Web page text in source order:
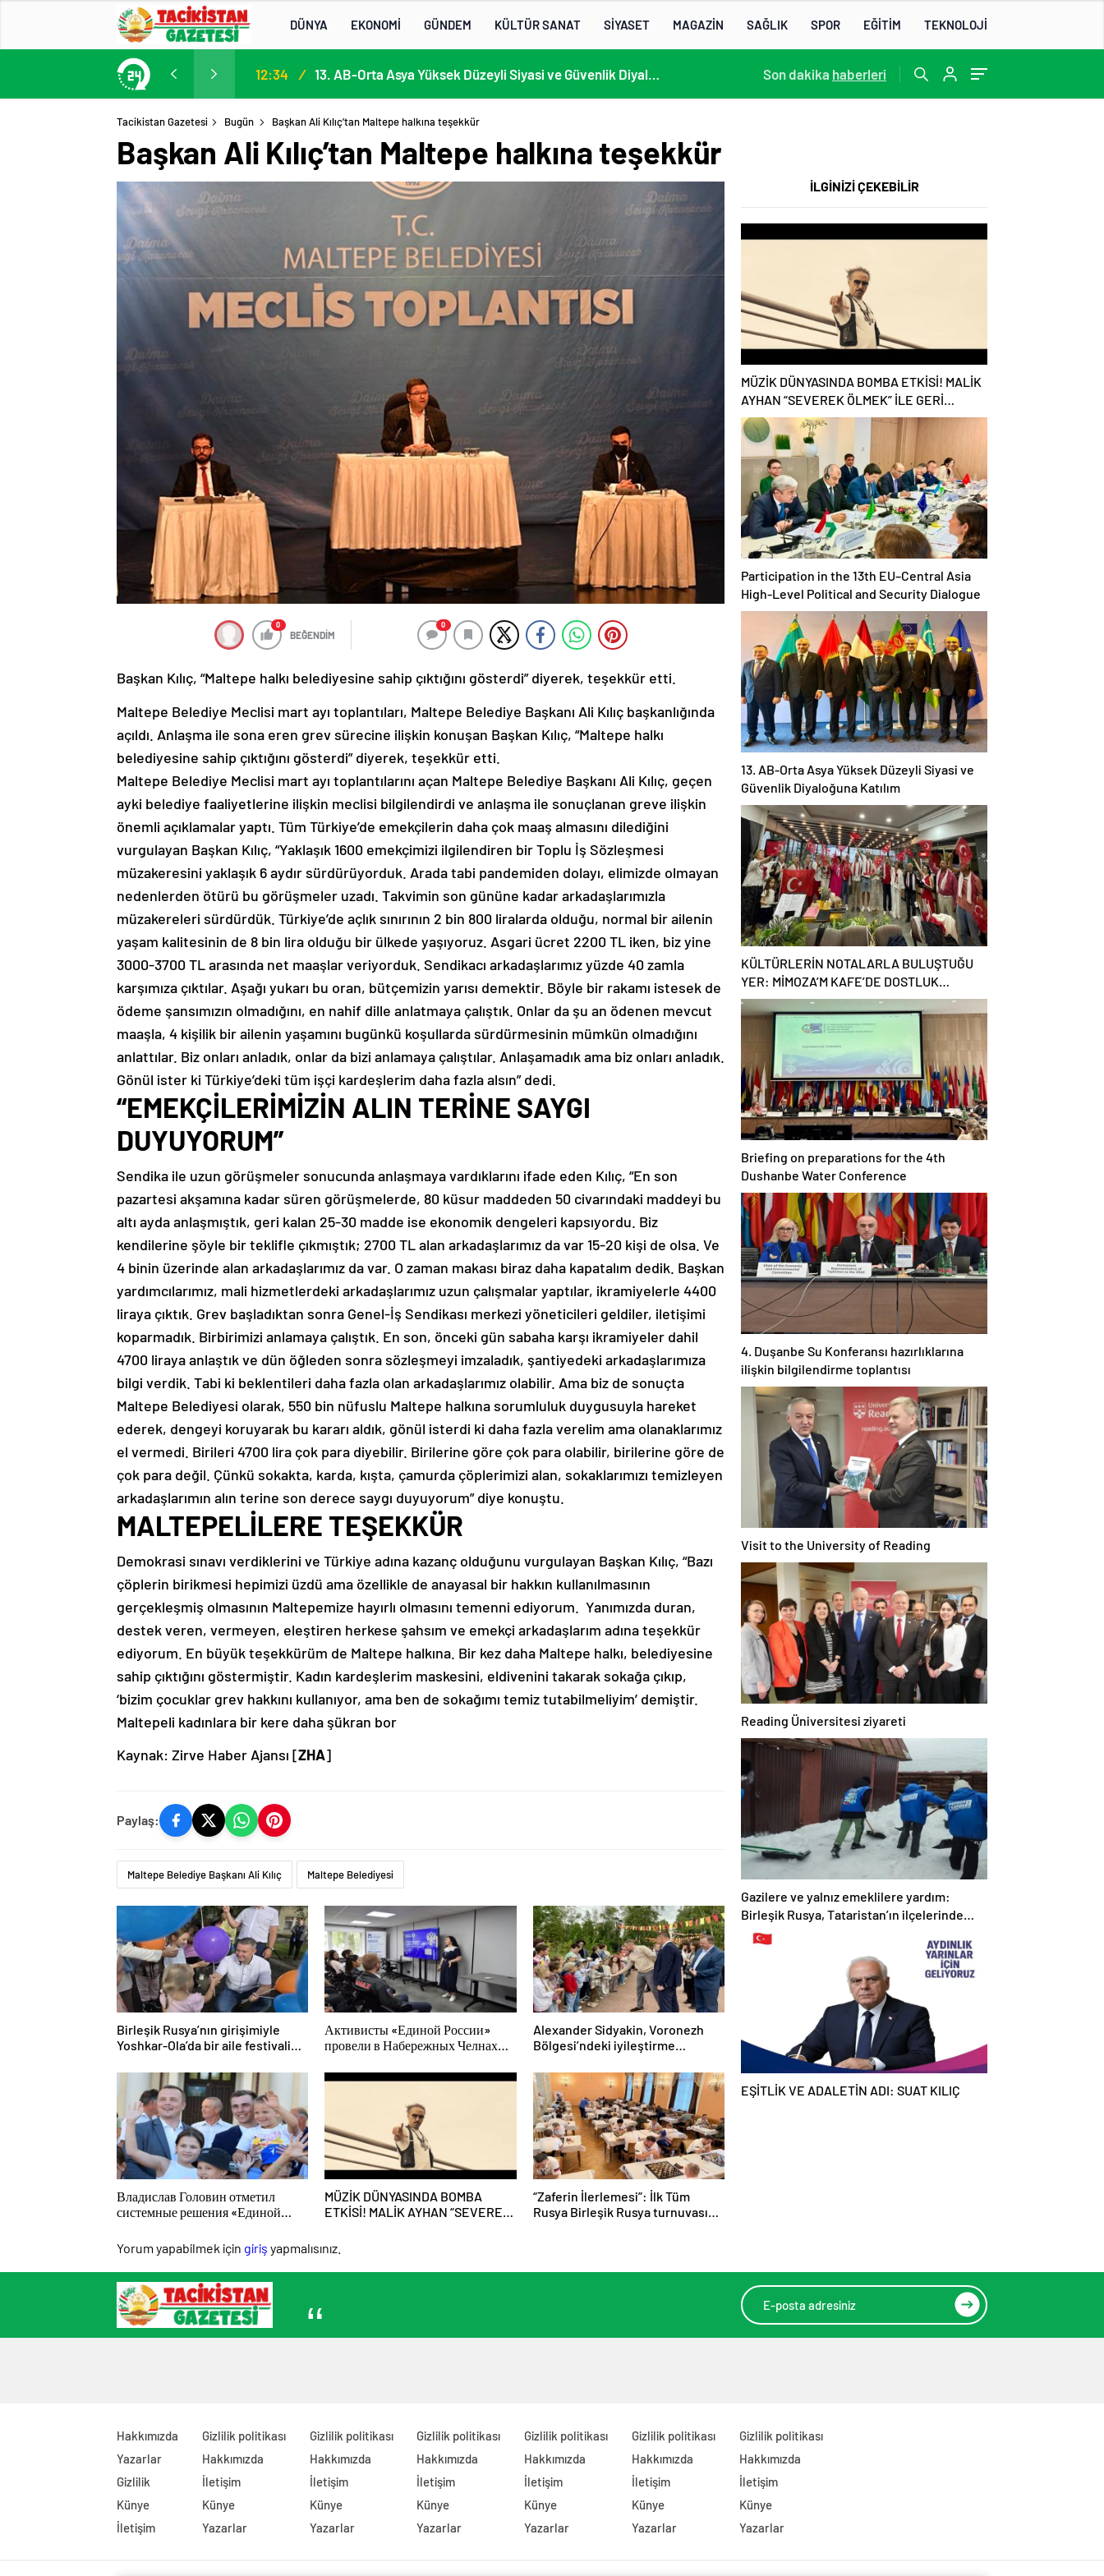
DÜNYA EKONOMİ GÜNDEM KÜLTÜR SANAT SİYASET MAGAZİN SAĞLIK SPOR EĞİTİM TEKNOLOJİ
Participation in the 13th EU–Central Asia High-Level Political and Security Dialogue 12:34 / 13. AB-Orta Asya Yüksek Düzeyli Siyasi ve Güvenlik Diyaloğuna Katılım 13:22 /
Son dakika haberleri
Tacikistan Gazetesi Bugün Başkan Ali Kılıç’tan Maltepe halkına teşekkür
Başkan Ali Kılıç’tan Maltepe halkına teşekkür
0
BEĞENDİM
0
Başkan Kılıç, “Maltepe halkı belediyesine sahip çıktığını gösterdi” diyerek, teşekkür etti.
Maltepe Belediye Meclisi mart ayı toplantıları, Maltepe Belediye Başkanı Ali Kılıç başkanlığında
açıldı. Anlaşma ile sona eren grev sürecine ilişkin konuşan Başkan Kılıç, “Maltepe halkı
belediyesine sahip çıktığını gösterdi” diyerek, teşekkür etti.
Maltepe Belediye Meclisi mart ayı toplantılarını açan Maltepe Belediye Başkanı Ali Kılıç, geçen
ayki belediye faaliyetlerine ilişkin meclisi bilgilendirdi ve anlaşma ile sonuçlanan greve ilişkin
önemli açıklamalar yaptı. Tüm Türkiye’de emekçilerin daha çok maaş almasını dilediğini
vurgulayan Başkan Kılıç, “Yaklaşık 1600 emekçimizi ilgilendiren bir Toplu İş Sözleşmesi
müzakeresini yaklaşık 6 aydır sürdürüyorduk. Arada tabi pandemiden dolayı, elimizde olmayan
nedenlerden ötürü bu görüşmeler uzadı. Takvimin son gününe kadar arkadaşlarımızla
müzakereleri sürdürdük. Türkiye’de açlık sınırının 2 bin 800 liralarda olduğu, normal bir ailenin
yaşam kalitesinin de 8 bin lira olduğu bir ülkede yaşıyoruz. Asgari ücret 2200 TL iken, biz yine
3000-3700 TL arasında net maaşlar veriyorduk. Sendikacı arkadaşlarımız yüzde 40 zamla
karşımıza çıktılar. Aşağı yukarı bu oran, bütçemizin yarısı demektir. Böyle bir rakamı istesek de
ödeme şansımızın olmadığını, en nahif dille anlatmaya çalıştık. Onlar da şu an ödenen mevcut
maaşla, 4 kişilik bir ailenin yaşamını bugünkü koşullarda sürdürmesinin mümkün olmadığını
anlattılar. Biz onları anladık, onlar da bizi anlamaya çalıştılar. Anlaşamadık ama biz onları anladık.
Gönül ister ki Türkiye’deki tüm işçi kardeşlerim daha fazla alsın” dedi.
“EMEKÇİLERİMİZİN ALIN TERİNE SAYGI
DUYUYORUM”
Sendika ile uzun görüşmeler sonucunda anlaşmaya vardıklarını ifade eden Kılıç, “En son
pazartesi akşamına kadar süren görüşmelerde, 80 küsur maddeden 50 civarındaki maddeyi bu
altı ayda anlaşmıştık, geri kalan 25-30 madde ise ekonomik dengeleri kapsıyordu. Biz
kendilerine şöyle bir teklifle çıkmıştık; 2700 TL alan arkadaşlarımız da var 15-20 kişi de olsa. Ve
4 binin üzerinde alan arkadaşlarımız da var. O zaman makası biraz daha kapatalım dedik. Başkan
yardımcılarımız, mali hizmetlerdeki arkadaşlarımız uzun çalışmalar yaptılar, ikramiyelerle 4400
liraya çıktık. Grev başladıktan sonra Genel-İş Sendikası merkezi yöneticileri geldiler, iletişimi
koparmadık. Birbirimizi anlamaya çalıştık. En son, önceki gün sabaha karşı ikramiyeler dahil
4700 liraya anlaştık ve dün öğleden sonra sözleşmeyi imzaladık, şantiyedeki arkadaşlarımıza
bilgi verdik. Tabi ki beklentileri daha fazla olan arkadaşlarımız olabilir. Ama biz de sonuçta
Maltepe Belediyesi olarak, 550 bin nüfuslu Maltepe halkına sorumluluk duygusuyla hareket
ederek, dengeyi koruyarak bu kararı aldık, gönül isterdi ki daha fazla verelim ama olanaklarımız
el vermedi. Birileri 4700 lira çok para diyebilir. Birilerine göre çok para olabilir, birilerine göre de
çok para değil. Çünkü sokakta, karda, kışta, çamurda çöplerimizi alan, sokaklarımızı temizleyen
arkadaşlarımın alın terine son derece saygı duyuyorum” diye konuştu.
MALTEPELİLERE TEŞEKKÜR
Demokrasi sınavı verdiklerini ve Türkiye adına kazanç olduğunu vurgulayan Başkan Kılıç, “Bazı
çöplerin birikmesi hepimizi üzdü ama özellikle de anayasal bir hakkın kullanılmasının
gerçekleşmiş olmasının Maltepemize hayırlı olmasını temenni ediyorum. Yanımızda duran,
destek veren, vermeyen, eleştiren herkese şahsım ve emekçi arkadaşlarım adına teşekkür
ediyorum. En büyük teşekkürüm de Maltepe halkına. Bir kez daha Maltepe halkı, belediyesine
sahip çıktığını göstermiştir. Kadın kardeşlerim maskesini, eldivenini takarak sokağa çıkıp,
‘bizim çocuklar grev hakkını kullanıyor, ama ben de sokağımı temiz tutabilmeliyim’ demiştir.
Maltepeli kadınlara bir kere daha şükran bor
Kaynak: Zirve Haber Ajansı [ZHA]
Paylaş:
Maltepe Belediye Başkanı Ali Kılıç Maltepe Belediyesi
Birleşik Rusya’nın girişimiyle
Yoshkar-Ola’da bir aile festivali
Активисты «Единой России»
провели в Набережных Челнах
для молодых специалистов
Alexander Sidyakin, Voronezh
Bölgesi’ndeki iyileştirme
değerlendirdi
Владислав Головин отметил
системные решения «Единой
молодёжного творчества в
Новодвинске Архангельской
области
MÜZİK DÜNYASINDA BOMBA
ETKİSİ! MALİK AYHAN “SEVEREK
“Zaferin İlerlemesi”: İlk Tüm
Rusya Birleşik Rusya turnuvası
Yorum yapabilmek için giriş yapmalısınız.
İLGİNİZİ ÇEKEBİLİR
MÜZİK DÜNYASINDA BOMBA ETKİSİ! MALİK
AYHAN “SEVEREK ÖLMEK” İLE GERİ
DÖNDÜ!
Participation in the 13th EU–Central Asia
High-Level Political and Security Dialogue
13. AB-Orta Asya Yüksek Düzeyli Siyasi ve
Güvenlik Diyaloğuna Katılım
KÜLTÜRLERİN NOTALARLA BULUŞTUĞU
YER: MİMOZA’M KAFE’DE DOSTLUK
RÜZGARI!
Briefing on preparations for the 4th
Dushanbe Water Conference
4. Duşanbe Su Konferansı hazırlıklarına
ilişkin bilgilendirme toplantısı
Visit to the University of Reading
Reading Üniversitesi ziyareti
Gazilere ve yalnız emeklilere yardım:
Birleşik Rusya, Tataristan’ın ilçelerinde
“Kar İnişi” kampanyası düzenliyor
EŞİTLİK VE ADALETİN ADI: SUAT KILIÇ
Hakkımızda
Yazarlar
Gizlilik
Künye
İletişim
Gizlilik politikası
Hakkımızda
İletişim
Künye
Yazarlar
Gizlilik politikası
Hakkımızda
İletişim
Künye
Yazarlar
Gizlilik politikası
Hakkımızda
İletişim
Künye
Yazarlar
Gizlilik politikası
Hakkımızda
İletişim
Künye
Yazarlar
Gizlilik politikası
Hakkımızda
İletişim
Künye
Yazarlar
Gizlilik politikası
Hakkımızda
İletişim
Künye
Yazarlar